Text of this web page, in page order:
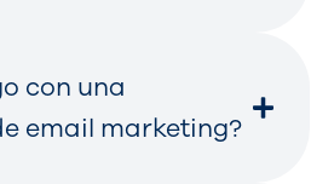
con una
email marketing?